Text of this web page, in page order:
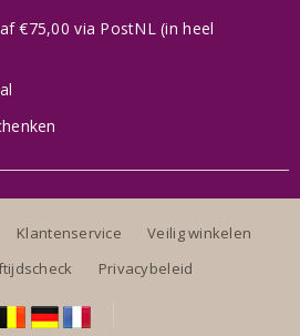
€75,00 via PostNL (in heel
Klantenservice
Veilig winkelen
Privacybeleid